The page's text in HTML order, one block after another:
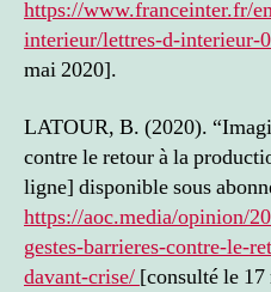
https://www.franceinter.fr/
interieur/lettres-d-interieur-
mai 2020].
LATOUR, B. (2020).
contre le retour à la
ligne] disponible sous
https://aoc.media/opinion/
gestes-barrieres-contre-le-
davant-crise/ [consulté le